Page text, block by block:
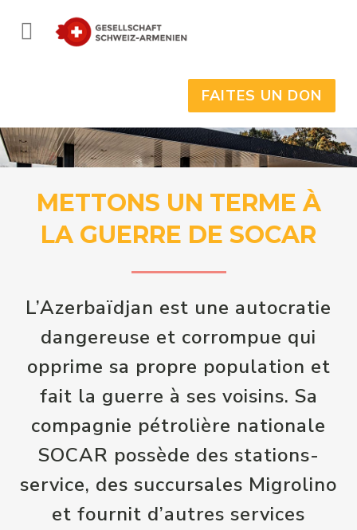
FAITES UN DON
METTONS UN TERME À
LA GUERRE DE SOCAR
L’Azerbaïdjan est une autocratie
dangereuse et corrompue qui
opprime sa propre population et
fait la guerre à ses voisins. Sa
compagnie pétrolière nationale
SOCAR possède des stations-
service, des succursales Migrolino
et fournit d’autres services